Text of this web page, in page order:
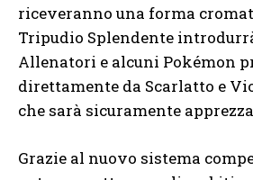
riceveranno una forma
Tripudio Splendente
Allenatori e alcuni Pokémon
direttamente da Scarlatto e
che sarà sicuramente
Grazie al nuovo sistema